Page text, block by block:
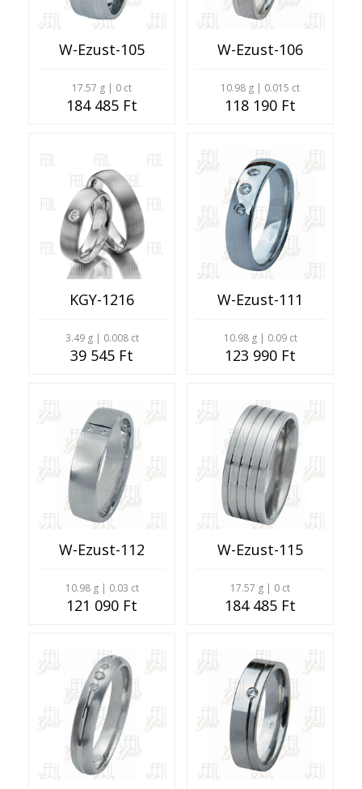
W-Ezust-105
17.57 g | 0 ct
184 485 Ft
W-Ezust-106
10.98 g | 0.015 ct
118 190 Ft
KGY-1216
3.49 g | 0.008 ct
39 545 Ft
W-Ezust-111
10.98 g | 0.09 ct
123 990 Ft
W-Ezust-112
10.98 g | 0.03 ct
121 090 Ft
W-Ezust-115
17.57 g | 0 ct
184 485 Ft